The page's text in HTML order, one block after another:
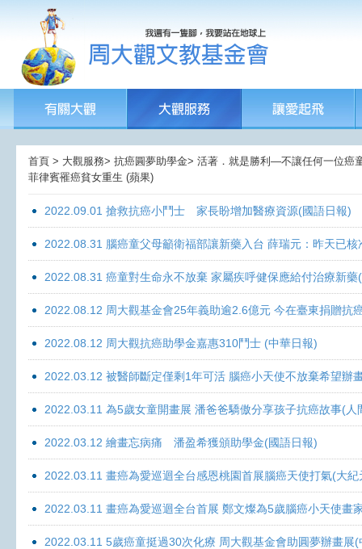
首頁 > 大觀服務> 抗癌圓夢助學金> 活著．就是勝利—不讓任何一位癌
菲律賓罹癌貧女重生 (蘋果)
2022.09.01 搶救抗癌小鬥士 家長盼增加醫療資源(國語日報)
2022.08.31 腦癌童父母籲衛福部讓新藥入台 薛瑞元：昨天已
2022.08.31 癌童對生命永不放棄 家屬疾呼健保應給付治療新藥
2022.08.12 周大觀基金會25年義助逾2.6億元 今在臺東捐贈抗
2022.08.12 周大觀抗癌助學金嘉惠310鬥士 (中華日報)
2022.03.12 被醫師斷定僅剩1年可活 腦癌小天使不放棄希望辦
2022.03.11 為5歲女童開畫展 潘爸爸驕傲分享孩子抗癌故事(人
2022.03.12 繪畫忘病痛 潘盈希獲頒助學金(國語日報)
2022.03.11 畫癌為愛巡迴全台感恩桃園首展腦癌天使打氣(大紀
2022.03.11 畫癌為愛巡迴全台首展 鄭文燦為5歲腦癌小天使畫
2022.03.11 5歲癌童挺過30次化療 周大觀基金會助圓夢辦畫展